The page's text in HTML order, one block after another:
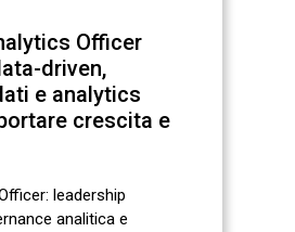
Officer
driven,
e analytics
crescita e
leadership
analitica e